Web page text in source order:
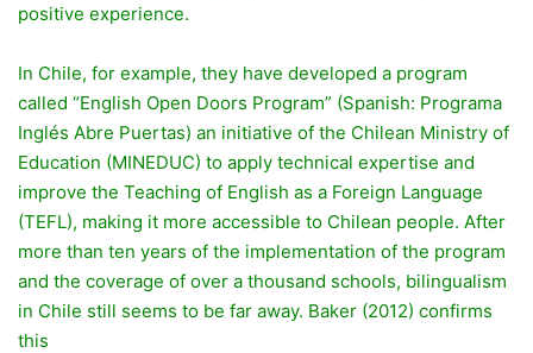
positive experience.
In Chile, for example, they have developed a program
called “English Open Doors Program” (Spanish: Programa
Inglés Abre Puertas) an initiative of the Chilean Ministry of
Education (MINEDUC) to apply technical expertise and
improve the Teaching of English as a Foreign Language
(TEFL), making it more accessible to Chilean people. After
more than ten years of the implementation of the program
and the coverage of over a thousand schools, bilingualism
in Chile still seems to be far away. Baker (2012) confirms
this